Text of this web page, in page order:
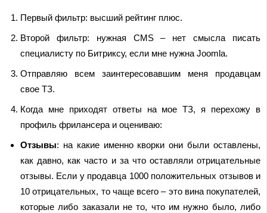
Первый фильтр: высший рейтинг плюс.
Второй фильтр: нужная CMS – нет смысла писать
специалисту по Битриксу, если мне нужна Joomla.
Отправляю всем заинтересовавшим меня продавцам
свое ТЗ.
Когда мне приходят ответы на мое ТЗ, я перехожу в
профиль фрилансера и оцениваю:
Отзывы: на какие именно кворки они были оставлены,
как давно, как часто и за что оставляли отрицательные
отзывы. Если у продавца 1000 положительных отзывов и
10 отрицательных, то чаще всего – это вина покупателей,
которые либо заказали не то, что им нужно было, либо